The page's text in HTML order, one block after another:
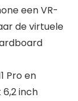
een VR-
de virtuele
Pro en
inch